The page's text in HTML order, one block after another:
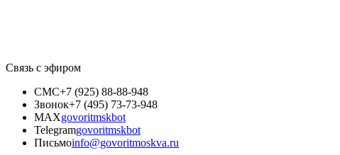
Связь с эфиром
СМС+7 (925) 88-88-948
Звонок+7 (495) 73-73-948
MAXgovoritmskbot
Telegramgovoritmskbot
Письмоinfo@govoritmoskva.ru